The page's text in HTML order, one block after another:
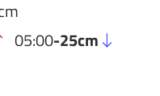
05:00-25cm